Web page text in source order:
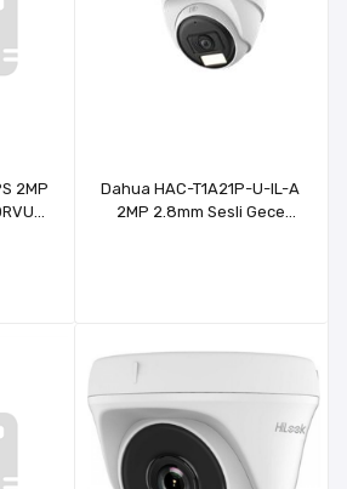
2MP
Dahua HAC-T1A21P-U-IL-A
2MP 2.8mm Sesli Gece